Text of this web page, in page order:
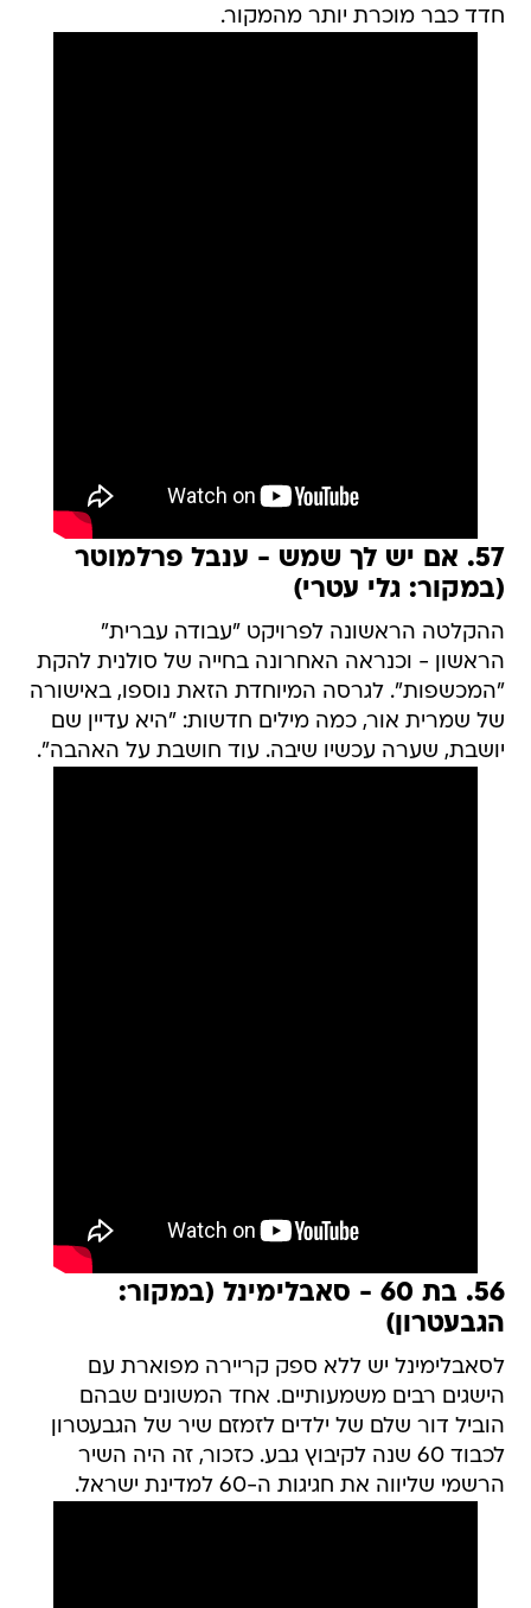
חדד כבר מוכרת יותר מהמקור.
57. אם יש לך שמש - ענבל פרלמוטר
(במקור: גלי עטרי)
ההקלטה הראשונה לפרויקט "עבודה עברית"
הראשון - וכנראה האחרונה בחייה של סולנית להקת
"המכשפות". לגרסה המיוחדת הזאת נוספו, באישורה
של שמרית אור, כמה מילים חדשות: "היא עדיין שם
יושבת, שערה עכשיו שיבה. עוד חושבת על האהבה".
56. בת 60 - סאבלימינל (במקור:
הגבעטרון)
לסאבלימינל יש ללא ספק קריירה מפוארת עם
הישגים רבים משמעותיים. אחד המשונים שבהם
הוביל דור שלם של ילדים לזמזם שיר של הגבעטרון
לכבוד 60 שנה לקיבוץ גבע. כזכור, זה היה השיר
הרשמי שליווה את חגיגות ה-60 למדינת ישראל.